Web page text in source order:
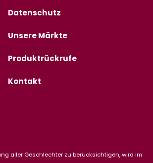
Datenschutz
Unsere Märkte
Produktrückrufe
Kontakt
aller Geschlechter zu berücksichtigen, wird im